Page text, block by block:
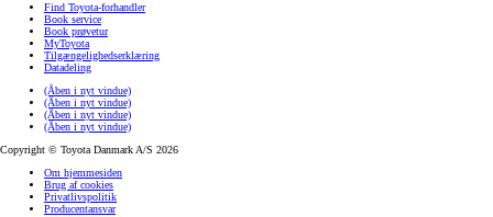
Find Toyota-forhandler
Book service
Book prøvetur
MyToyota
Tilgængelighedserklæring
Datadeling
(Åben i nyt vindue)
(Åben i nyt vindue)
(Åben i nyt vindue)
(Åben i nyt vindue)
Copyright © Toyota Danmark A/S 2026
Om hjemmesiden
Brug af cookies
Privatlivspolitik
Producentansvar